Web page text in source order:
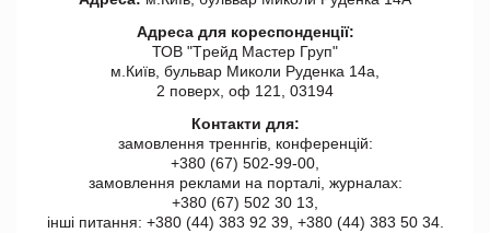
Адреса для кореспонденції:
ТОВ "Tрейд Мастер Груп"
м.Київ, бульвар Миколи Руденка 14а,
2 поверх, оф 121, 03194
Контакти для:
замовлення треннгів, конференцій:
+380 (67) 502-99-00,
замовлення реклами на порталі, журналах:
+380 (67) 502 30 13,
інші питання: +380 (44) 383 92 39, +380 (44) 383 50 34.